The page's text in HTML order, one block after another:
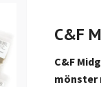
C&F
C&F
mönster